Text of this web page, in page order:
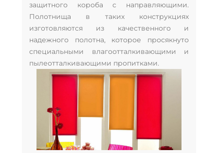
защитного короба с направляющими.
Полотнища в таких конструкциях
изготовляются из качественного и
надежного полотна, которое просякнуто
специальными влагоотталкивающими и
пылеотталкивающими пропитками.